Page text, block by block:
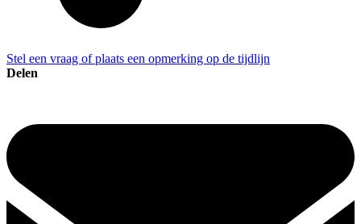
Stel een vraag of plaats een opmerking op de tijdlijn
Delen